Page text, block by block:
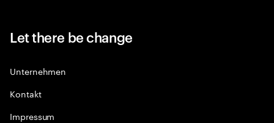
Let there be change
Unternehmen
Kontakt
Impressum